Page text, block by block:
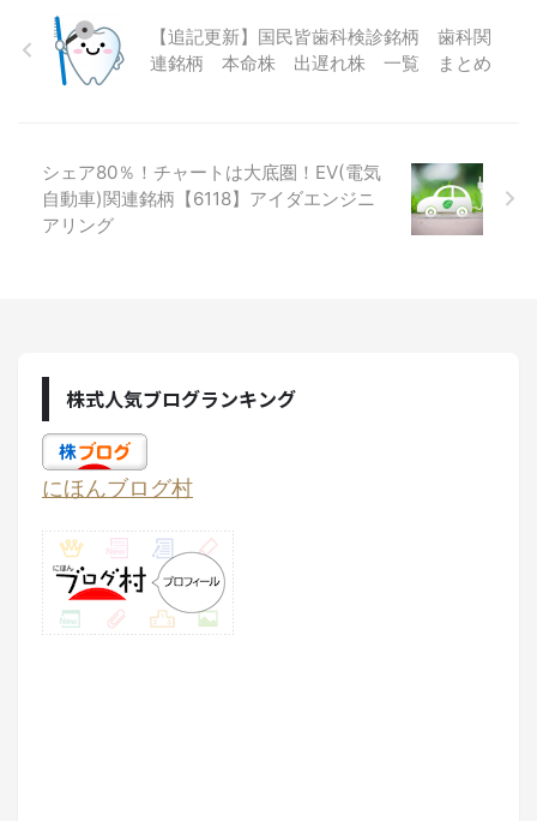
【追記更新】国民皆歯科検診銘柄 歯科関
連銘柄 本命株 出遅れ株 一覧 まとめ
シェア80％！チャートは大底圏！EV(電気
自動車)関連銘柄【6118】アイダエンジニ
アリング
株式人気ブログランキング
にほんブログ村